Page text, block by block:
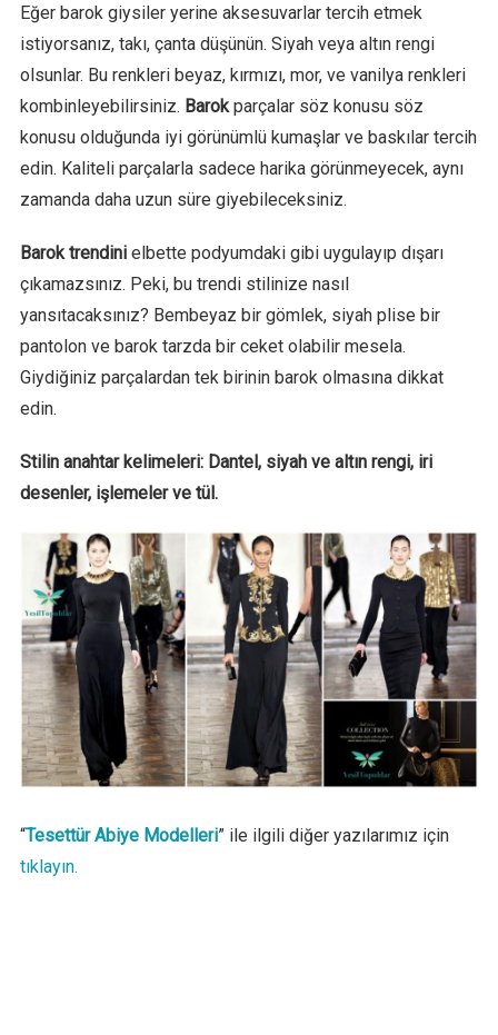
Eğer barok giysiler yerine aksesuvarlar tercih etmek
istiyorsanız, takı, çanta düşünün. Siyah veya altın rengi
olsunlar. Bu renkleri beyaz, kırmızı, mor, ve vanilya renkleri
kombinleyebilirsiniz. Barokparçalar söz konusu söz
konusu olduğunda iyi görünümlü kumaşlar ve baskılar tercih
edin. Kaliteli parçalarla sadece harika görünmeyecek, aynı
zamanda daha uzun süre giyebileceksiniz.
Barok trendinielbette podyumdaki gibi uygulayıp dışarı
çıkamazsınız. Peki, bu trendi stilinize nasıl
yansıtacaksınız? Bembeyaz bir gömlek, siyah plise bir
pantolon ve barok tarzda bir ceket olabilir mesela.
Giydiğiniz parçalardan tek birinin barok olmasına dikkat
edin.
Stilin anahtar kelimeleri: Dantel, siyah ve altın rengi, iri
desenler, işlemeler ve tül.
“Tesettür Abiye Modelleri” ile ilgili diğer yazılarımız için
tıklayın.